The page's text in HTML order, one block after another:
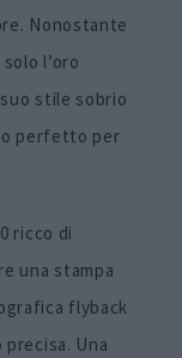
Nonostante
l’oro
stile sobrio
perfetto per
ricco di
una stampa
flyback
Una